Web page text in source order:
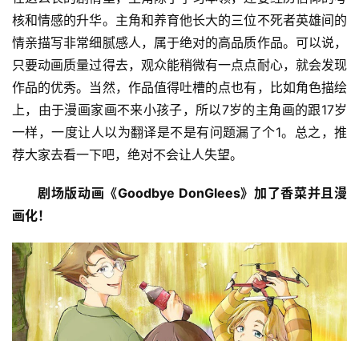
核和情感的升华。主角和养育他长大的三位不死者英雄间的
情亲描写非常细腻感人，属于绝对的高品质作品。可以说，
只要动画质量过得去，观众能稍微有一点点耐心，就会发现
作品的优秀。当然，作品值得吐槽的点也有，比如角色描绘
上，由于漫画家画不来小孩子，所以7岁的主角画的跟17岁
一样，一度让人以为翻译是不是有问题漏了个1。总之，推
荐大家去看一下吧，绝对不会让人失望。
剧场版动画《Goodbye DonGlees》加了香菜并且漫
画化！